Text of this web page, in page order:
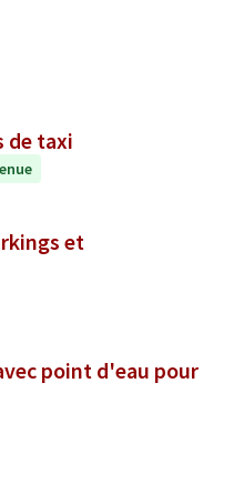
de taxi
et
point d'eau pour